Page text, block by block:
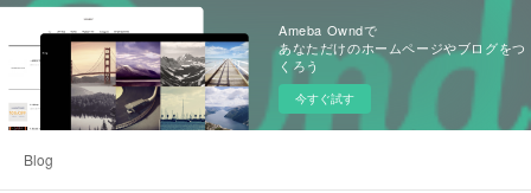
Ameba Owndで
あなただけのホームページやブログをつ
くろう
今すぐ試す
Blog